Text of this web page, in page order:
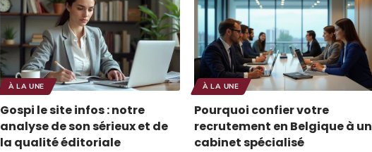
À LA UNE
Gospi le site infos : notre
analyse de son sérieux et de
la qualité éditoriale
À LA UNE
Pourquoi confier votre
recrutement en Belgique à un
cabinet spécialisé